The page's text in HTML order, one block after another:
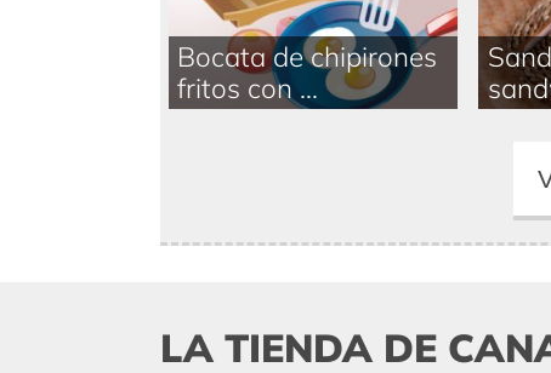
Bocata de chipirones
fritos con ...
LA TIENDA DE